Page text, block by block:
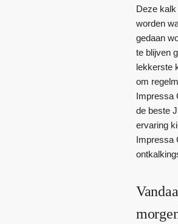
Deze
worden
gedaan
te blijven
lekkerste
om
Impressa
de beste
ervaring
Impressa